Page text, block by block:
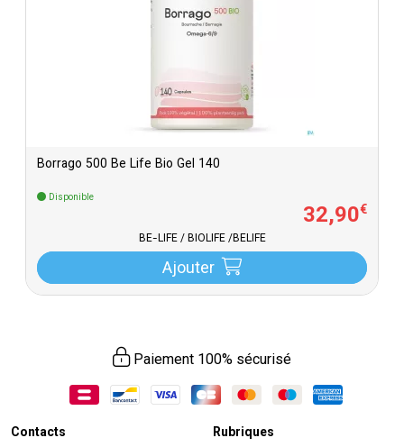
Borrago 500 Be Life Bio Gel 140
Disponible
32,90€
BE-LIFE / BIOLIFE /BELIFE
Ajouter
Paiement 100% sécurisé
Contacts Rubriques